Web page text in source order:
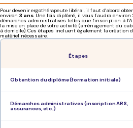
Pour devenir ergothérapeute libéral, il faut d’abord
environ3 ans. Une fois diplômé, il vous faudra environ
démarches administratives telles que l’inscription à
la mise en place de votre activité (aménagement du
à domicile). Ces étapes incluent également la création
matériel nécessaire.
Étapes
Obtention du diplôme (formation initiale)
Démarches administratives (inscription ARS,
assurances, etc.)